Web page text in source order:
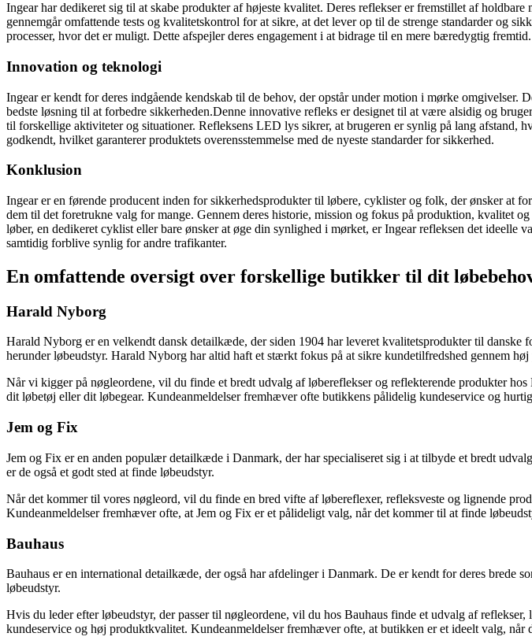
Ingear har dedikeret sig til at skabe produkter af højeste kvalitet. Deres reflekser er fremstillet af
gennemgår omfattende tests og kvalitetskontrol for at sikre, at det lever op til de strenge standarder og
processer, hvor det er muligt. Dette afspejler deres engagement i at bidrage til en mere bæredygtig fremtid.
Innovation og teknologi
Ingear er kendt for deres indgående kendskab til de behov, der opstår under motion i mørke
bedste løsning til at forbedre sikkerheden.Denne innovative refleks er designet til at være alsidig og
til forskellige aktiviteter og situationer. Refleksens LED lys sikrer, at brugeren er synlig på lang afstand,
godkendt, hvilket garanterer produktets overensstemmelse med de nyeste standarder for sikkerhed.
Konklusion
Ingear er en førende producent inden for sikkerhedsprodukter til løbere, cyklister og folk, der ønsker at
dem til det foretrukne valg for mange. Gennem deres historie, mission og fokus på produktion, kvalitet
løber, en dedikeret cyklist eller bare ønsker at øge din synlighed i mørket, er Ingear refleksen det
samtidig forblive synlig for andre trafikanter.
En omfattende oversigt over forskellige butikker til dit
Harald Nyborg
Harald Nyborg er en velkendt dansk detailkæde, der siden 1904 har leveret kvalitetsprodukter til
herunder løbeudstyr. Harald Nyborg har altid haft et stærkt fokus på at sikre kundetilfredshed gennem
Når vi kigger på nøgleordene, vil du finde et bredt udvalg af løbereflekser og reflekterende produkter
dit løbetøj eller dit løbegear. Kundeanmeldelser fremhæver ofte butikkens pålidelig kundeservice og
Jem og Fix
Jem og Fix er en anden populær detailkæde i Danmark, der har specialiseret sig i at tilbyde et bredt
er de også et godt sted at finde løbeudstyr.
Når det kommer til vores nøgleord, vil du finde en bred vifte af løbereflexer, refleksveste og lignende
Kundeanmeldelser fremhæver ofte, at Jem og Fix er et pålideligt valg, når det kommer til at finde
Bauhaus
Bauhaus er en international detailkæde, der også har afdelinger i Danmark. De er kendt for deres brede
løbeudstyr.
Hvis du leder efter løbeudstyr, der passer til nøgleordene, vil du hos Bauhaus finde et udvalg af
kundeservice og høj produktkvalitet. Kundeanmeldelser fremhæver ofte, at butikken er et ideelt valg,